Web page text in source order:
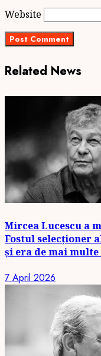
Website
Related News
Mircea Lucescu a
Fostul selecționer
și era de mai
7 April 2026